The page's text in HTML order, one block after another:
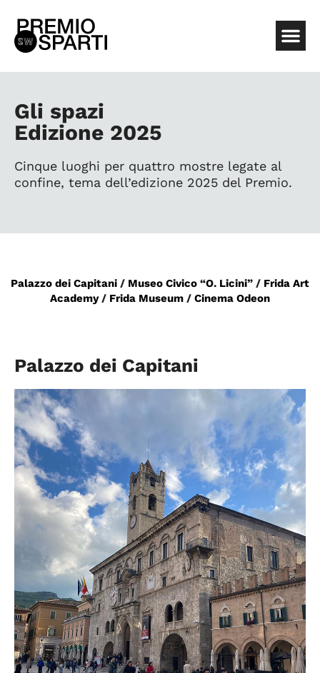
Gli spazi
Edizione 2025
Cinque luoghi per quattro mostre legate al
confine, tema dell’edizione 2025 del Premio.
Palazzo dei Capitani / Museo Civico “O. Licini” / Frida Art
Academy/ Frida Museum / Cinema Odeon
Palazzo dei Capitani